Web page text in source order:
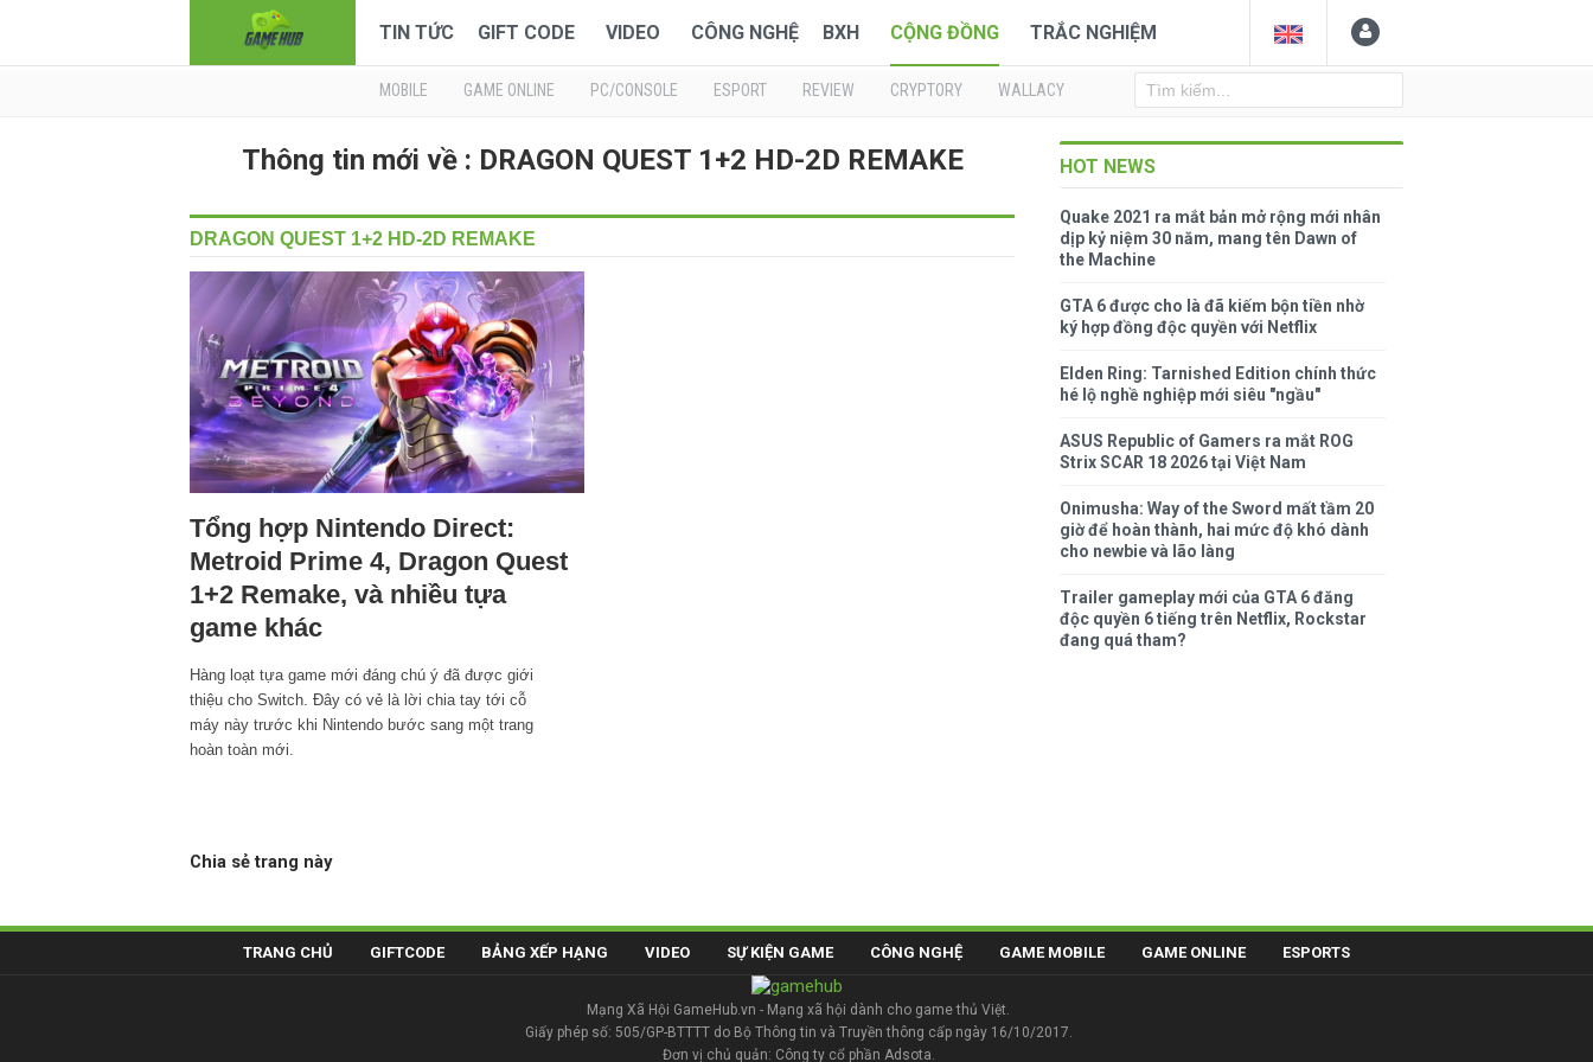
TIN TỨC GIFT CODE VIDEO CÔNG NGHỆ BXH CỘNG ĐỒNG TRẮC NGHIỆM
MOBILE GAME ONLINE PC/CONSOLE ESPORT REVIEW CRYPTORY WALLACY
Thông tin mới về : DRAGON QUEST 1+2 HD-2D REMAKE
DRAGON QUEST 1+2 HD-2D REMAKE
Tổng hợp Nintendo Direct:
Metroid Prime 4, Dragon Quest
1+2 Remake, và nhiều tựa
game khác
Hàng loạt tựa game mới đáng chú ý đã được giới
thiệu cho Switch. Đây có vẻ là lời chia tay tới cỗ
máy này trước khi Nintendo bước sang một trang
hoàn toàn mới.
Chia sẻ trang này
HOT NEWS
Quake 2021 ra mắt bản mở rộng mới nhân
dịp kỷ niệm 30 năm, mang tên Dawn of
the Machine
GTA 6 được cho là đã kiếm bộn tiền nhờ
ký hợp đồng độc quyền với Netflix
Elden Ring: Tarnished Edition chính thức
hé lộ nghề nghiệp mới siêu "ngầu"
ASUS Republic of Gamers ra mắt ROG
Strix SCAR 18 2026 tại Việt Nam
Onimusha: Way of the Sword mất tầm 20
giờ để hoàn thành, hai mức độ khó dành
cho newbie và lão làng
Trailer gameplay mới của GTA 6 đăng
độc quyền 6 tiếng trên Netflix, Rockstar
đang quá tham?
TRANG CHỦ GIFTCODE BẢNG XẾP HẠNG VIDEO SỰ KIỆN GAME CÔNG NGHỆ GAME MOBILE GAME ONLINE ESPORTS
Mạng Xã Hội GameHub.vn - Mạng xã hội dành cho game thủ Việt.
Giấy phép số: 505/GP-BTTTT do Bộ Thông tin và Truyền thông cấp ngày 16/10/2017.
Đơn vị chủ quản: Công ty cổ phần Adsota.